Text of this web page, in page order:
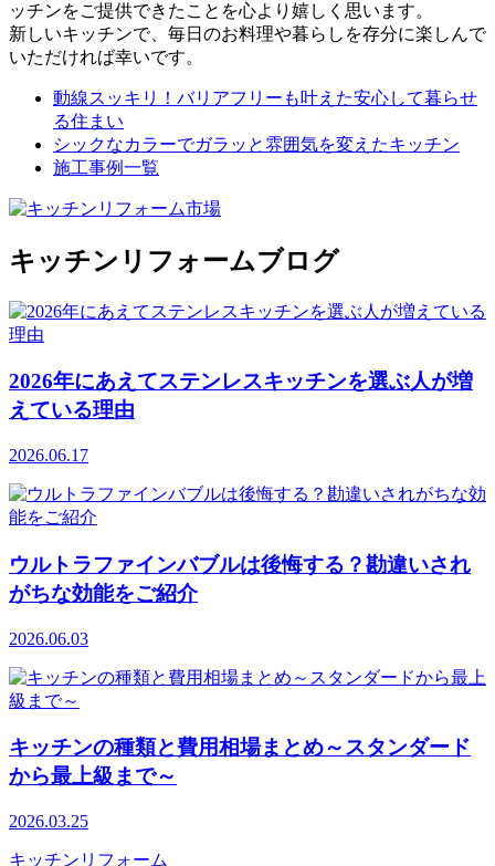
ッチンをご提供できたことを心より嬉しく思います。
新しいキッチンで、毎日のお料理や暮らしを存分に楽しんで
いただければ幸いです。
動線スッキリ！バリアフリーも叶えた安心して暮らせ
る住まい
シックなカラーでガラッと雰囲気を変えたキッチン
施工事例一覧
キッチンリフォームブログ
2026年にあえてステンレスキッチンを選ぶ人が増
えている理由
2026.06.17
ウルトラファインバブルは後悔する？勘違いされ
がちな効能をご紹介
2026.06.03
キッチンの種類と費用相場まとめ～スタンダード
から最上級まで～
2026.03.25
キッチンリフォーム